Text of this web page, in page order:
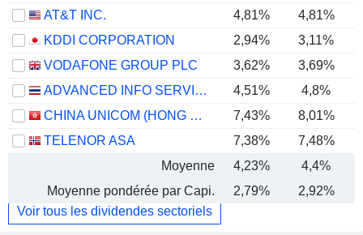
AT&T INC.
4,81%
4,81%
KDDI CORPORATION
2,94% 3,11%
VODAFONE GROUP PLC
3,62% 3,69%
ADVANCED INFO SERVICE
4,51% 4,8%
CHINA UNICOM (HONG KONG) LIMITED
7,43%
8,01%
TELENOR ASA
7,38%
7,48%
Moyenne
4,23% 4,4%
Moyenne pondérée par Capi.
2,79% 2,92%
Voir tous les dividendes sectoriels